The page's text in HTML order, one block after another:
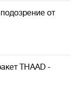
от
THAAD -